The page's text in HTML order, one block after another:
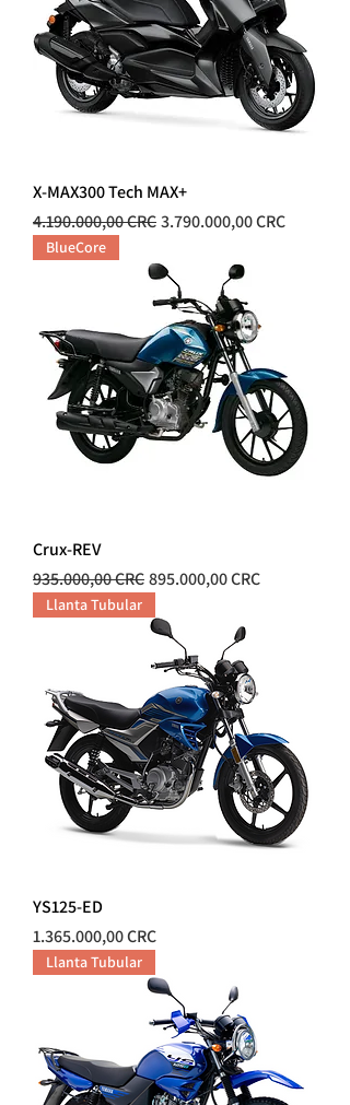
X-MAX300 Tech MAX+
Precio
4.190.000,00 CRCPrecio de oferta
3.790.000,00 CRC
BlueCore
Crux-REV
Precio
935.000,00 CRCPrecio de oferta
895.000,00 CRC
Llanta Tubular
YS125-ED
Precio
1.365.000,00 CRC
Llanta Tubular